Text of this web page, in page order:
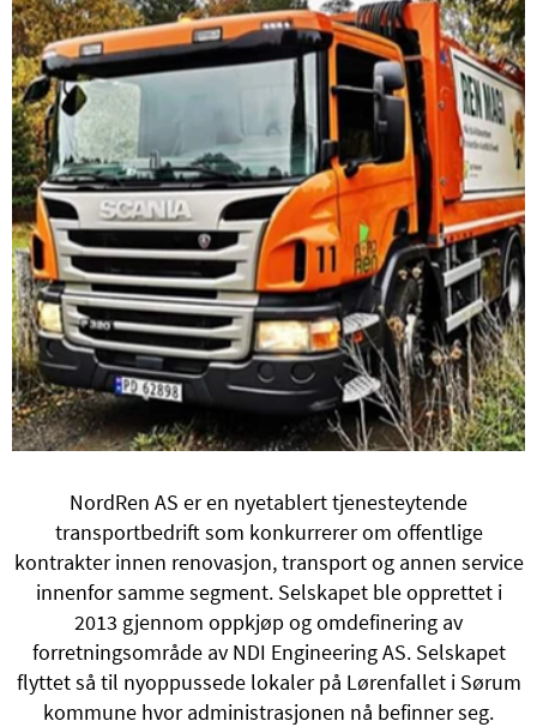
NordRen AS er en nyetablert tjenesteytende
transportbedrift som konkurrerer om offentlige
kontrakter innen renovasjon, transport og annen service
innenfor samme segment. Selskapet ble opprettet i
2013 gjennom oppkjøp og omdefinering av
forretningsområde av NDI Engineering AS. Selskapet
flyttet så til nyoppussede lokaler på Lørenfallet i Sørum
kommune hvor administrasjonen nå befinner seg.